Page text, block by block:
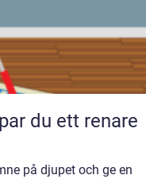
på djupet och ge en